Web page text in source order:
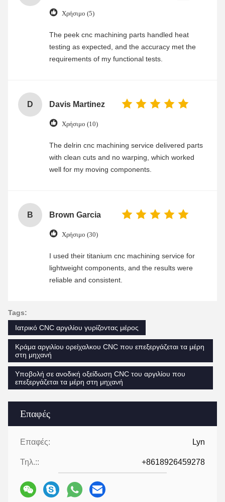
Επαφές
Επαφές: Lyn
Τηλ.:: +8618926459278
Χρήσιμο (5)
The peek cnc machining parts handled heat
testing as expected, and the accuracy met the
requirements of my functional tests.
D Davis Martinez
Χρήσιμο (10)
The delrin cnc machining service delivered parts
with clean cuts and no warping, which worked
well for my moving components.
B Brown Garcia
Χρήσιμο (30)
I used their titanium cnc machining service for
lightweight components, and the results were
reliable and consistent.
Tags:
Ιατρικό CNC αργιλίου γυρίζοντας μέρος
Κράμα αργιλίου ορείχαλκου CNC που επεξεργάζεται τα μέρη
στη μηχανή
Υποβολή σε ανοδική οξείδωση CNC του αργιλίου που
επεξεργάζεται τα μέρη στη μηχανή